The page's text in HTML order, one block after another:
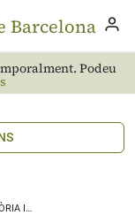
Podeu
I…